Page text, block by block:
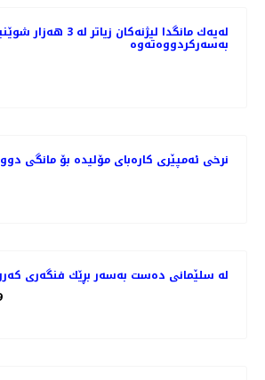
له‌یه‌ك مانگدا لیژنه‌كان زیاتر له‌ 3
نرخی ئه‌مپێری كاره‌بای مۆلیده‌ بۆ مانگی
له‌ سلێمانی ده‌ست به‌سه‌ر بڕێك فنگه‌ری